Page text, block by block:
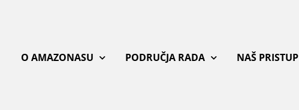
O AMAZONASU PODRUČJA RADA NAŠ PRISTUP